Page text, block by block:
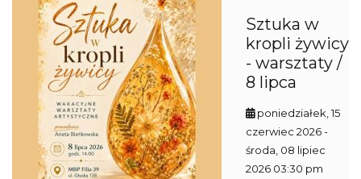
Sztuka w
kropli żywicy
- warsztaty /
8 lipca
poniedziałek, 15
czerwiec 2026-
środa, 08 lipiec
2026 03:30 pm